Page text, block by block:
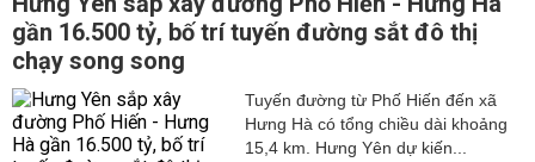
gần 16.500 tỷ, bố trí tuyến đường sắt đô thị
chạy song song
Tuyến đường từ Phố Hiến đến xã
Hưng Hà có tổng chiều dài khoảng
15,4 km. Hưng Yên dự kiến...